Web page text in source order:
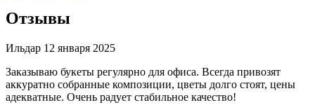
Отзывы
Ильдар 12 января 2025
Заказываю букеты регулярно для офиса. Всегда привозят
аккуратно собранные композиции, цветы долго стоят, цены
адекватные. Очень радует стабильное качество!